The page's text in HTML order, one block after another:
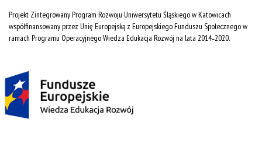
Projekt Zintegrowany Program Rozwoju Uniwersytetu Śląskiego w Katowicach
współfinansowany przez Unię Europejską z Europejskiego Funduszu Społecznego w
ramach Programu Operacyjnego Wiedza Edukacja Rozwój na lata 2014˗2020.